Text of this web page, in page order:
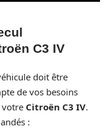
C3 IV
doit être
de vos besoins
votre Citroën C3 IV.
: